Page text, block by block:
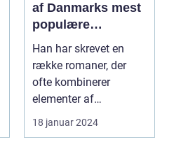
af Danmarks mest
populære
forfattere, kendt
for sine
spændende og
tankevækkende
Han har skrevet en
række romaner, der
ofte kombinerer
elementer af
spænding, filosofi og
det overnat...
18 januar 2024